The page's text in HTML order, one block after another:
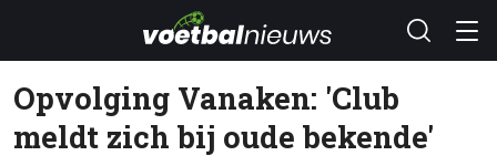
Opvolging Vanaken: 'Club
meldt zich bij oude bekende'